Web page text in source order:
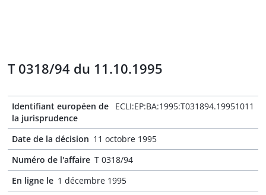
T 0318/94 du 11.10.1995
Identifiant européen de
la jurisprudence
ECLI:EP:BA:1995:T031894.19951011
Date de la décision 11 octobre 1995
Numéro de l'affaire T 0318/94
En ligne le 1 décembre 1995